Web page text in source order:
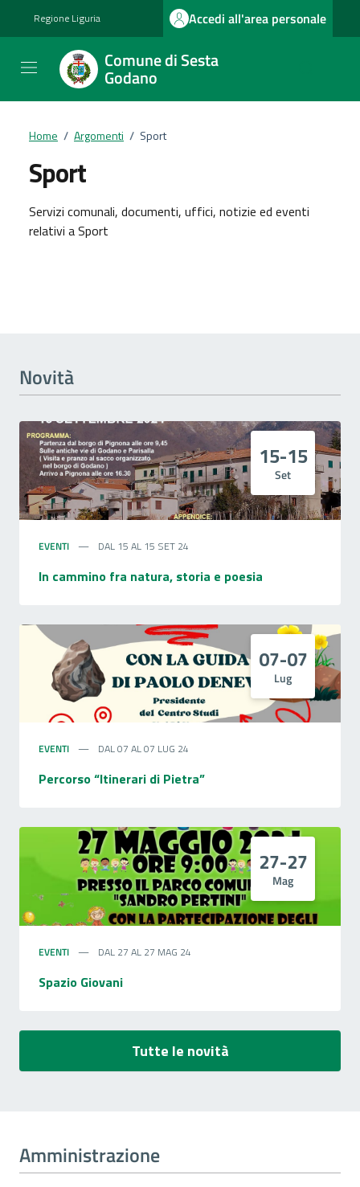
Regione Liguria Accedi all'area personale
Comune di Sesta
Godano
Home / Argomenti / Sport
Sport
Dettagli dell'argomento
Servizi comunali, documenti, uffici, notizie ed eventi
relativi a Sport
Novità
15-15
Set
EVENTI DAL 15 AL 15 SET 24
In cammino fra natura, storia e poesia
07-07
Lug
EVENTI DAL 07 AL 07 LUG 24
Percorso “Itinerari di Pietra”
27-27
Mag
EVENTI DAL 27 AL 27 MAG 24
Spazio Giovani
Tutte le novità
Amministrazione